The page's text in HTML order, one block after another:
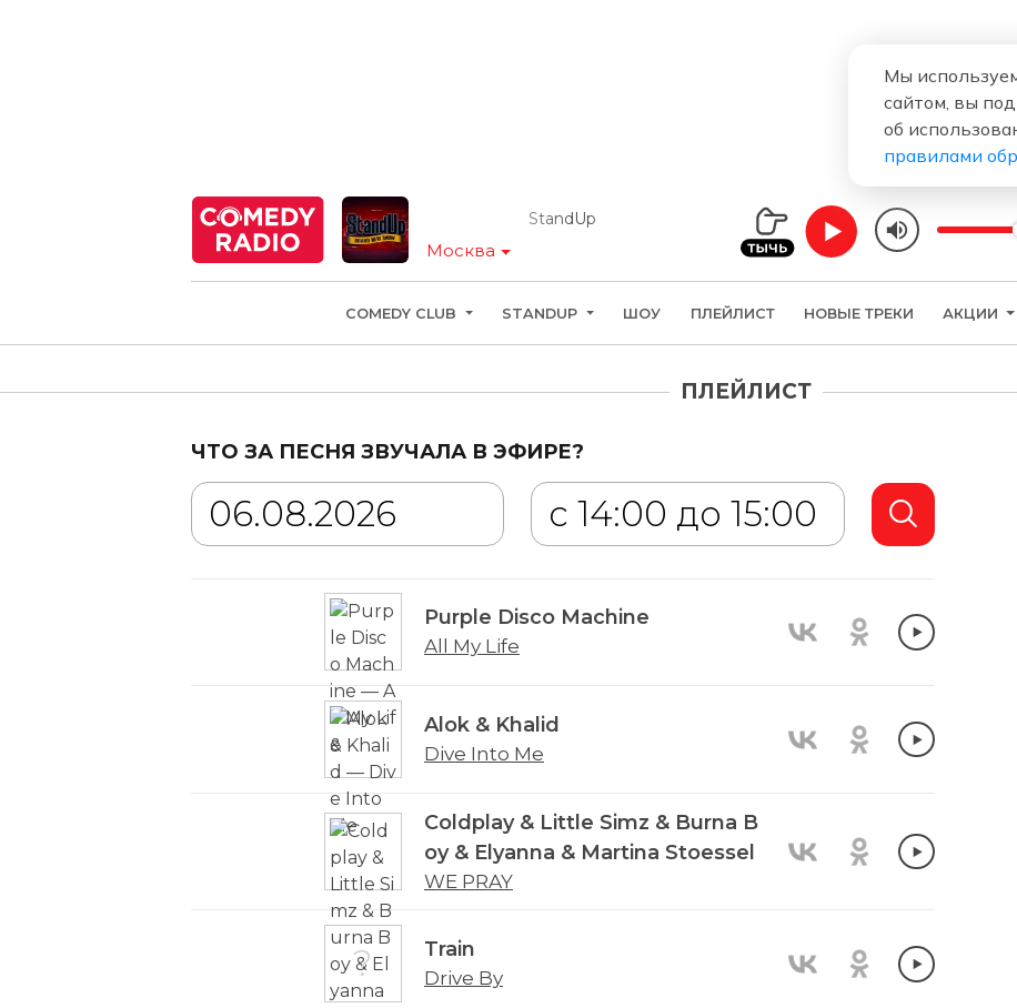
Москва
StandUp
COMEDY CLUB STANDUP ШОУ ПЛЕЙЛИСТ НОВЫЕ ТРЕКИ АКЦИИ
ПЛЕЙЛИСТ
ЧТО ЗА ПЕСНЯ ЗВУЧАЛА В ЭФИРЕ?
Purple Disco Machine
All My Life
Alok & Khalid
Dive Into Me
Coldplay & Little Simz & Burna B
oy & Elyanna & Martina Stoessel
WE PRAY
Train
Drive By
Мы
сайтом, вы
об
правилами